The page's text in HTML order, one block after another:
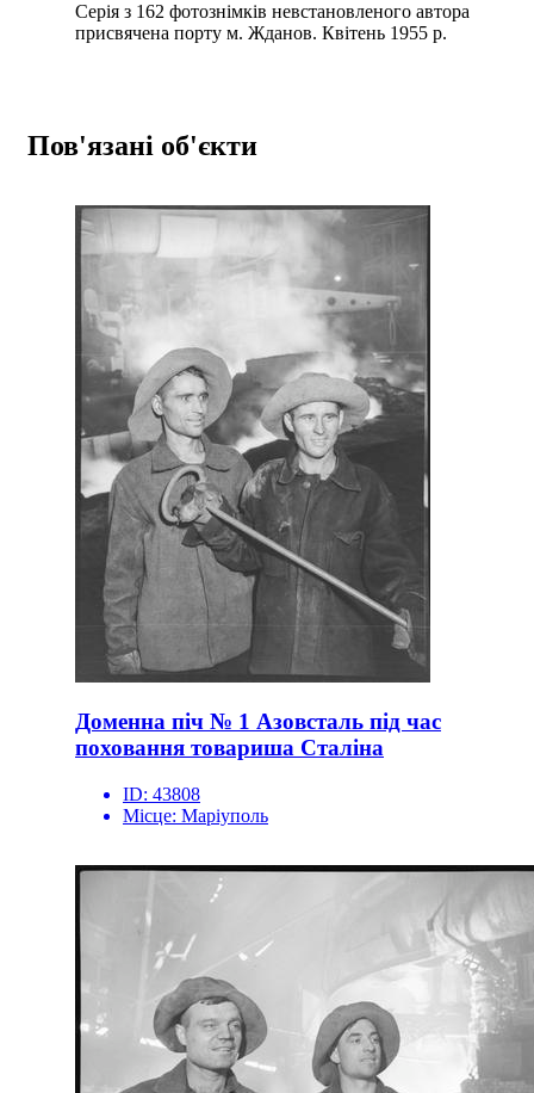
Серія з 162 фотознімків невстановленого автора
присвячена порту м. Жданов. Квітень 1955 р.
Пов'язані об'єкти
Доменна піч № 1 Азовсталь під час
поховання товариша Сталіна
ID: 43808
Місце: Маріуполь